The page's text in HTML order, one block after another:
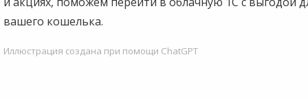
вашего кошелька.
Иллюстрация создана при помощи ChatGPT